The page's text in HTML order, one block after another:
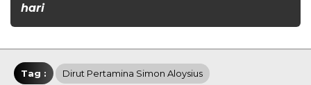
hari
Tag : Dirut Pertamina Simon Aloysius